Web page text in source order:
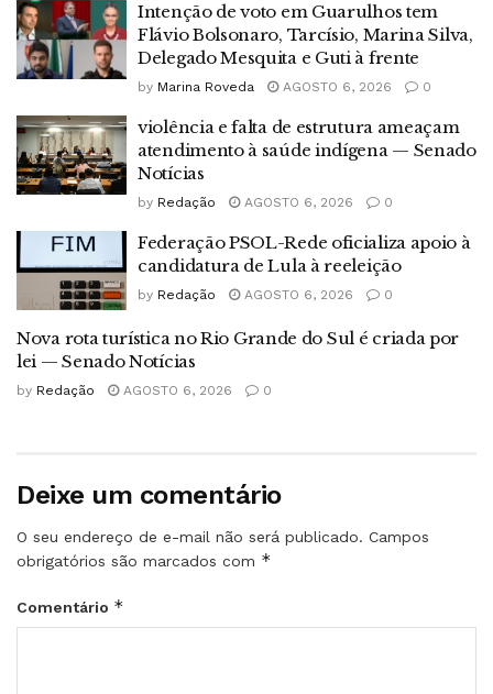
Intenção de voto em Guarulhos tem
Flávio Bolsonaro, Tarcísio, Marina Silva,
Delegado Mesquita e Guti à frente
by Marina Roveda AGOSTO 6, 2026 0
violência e falta de estrutura ameaçam
atendimento à saúde indígena — Senado
Notícias
by Redação AGOSTO 6, 2026 0
Federação PSOL-Rede oficializa apoio à
candidatura de Lula à reeleição
by Redação AGOSTO 6, 2026 0
Nova rota turística no Rio Grande do Sul é criada por
lei — Senado Notícias
by Redação AGOSTO 6, 2026 0
Deixe um comentário
O seu endereço de e-mail não será publicado. Campos
obrigatórios são marcados com *
Comentário *